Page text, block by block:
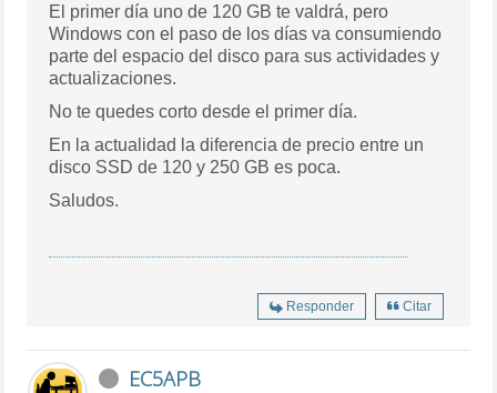
El primer día uno de 120 GB te valdrá, pero
Windows con el paso de los días va consumiendo
parte del espacio del disco para sus actividades y
actualizaciones.
No te quedes corto desde el primer día.
En la actualidad la diferencia de precio entre un
disco SSD de 120 y 250 GB es poca.
Saludos.
Responder Citar
EC5APB